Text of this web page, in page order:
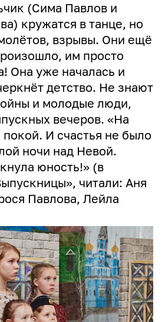
(Сима Павлов и
кружатся в танце, но
взрывы. Они ещё
им просто
Она уже началась и
детство. Не знают
и молодые люди,
вечеров. «На
покой. И счастья не было
ночи над Невой.
юность!» (в
читали: Аня
Павлова, Лейла